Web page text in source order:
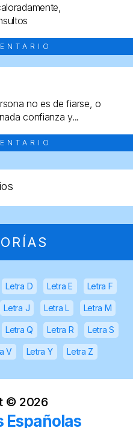
no es de fiarse, o
confianza y...
Letra D Letra E Letra F
Letra J Letra L Letra M
Letra Q Letra R Letra S
V Letra Y Letra Z
© 2026
Españolas